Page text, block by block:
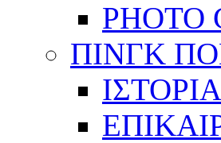
PHOTO
ΠΙΝΓΚ
ΙΣΤΟΡΙΑ